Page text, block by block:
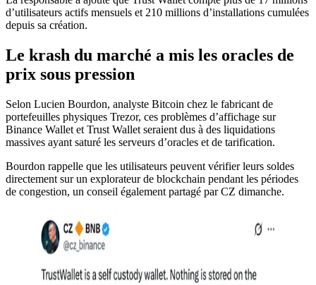
d’utilisateurs actifs mensuels et 210 millions d’installations cumulées
depuis sa création.
Le krash du marché a mis les oracles de
prix sous pression
Selon Lucien Bourdon, analyste Bitcoin chez le fabricant de
portefeuilles physiques Trezor, ces problèmes d’affichage sur
Binance Wallet et Trust Wallet seraient dus à des liquidations
massives ayant saturé les serveurs d’oracles et de tarification.
Bourdon rappelle que les utilisateurs peuvent vérifier leurs soldes
directement sur un explorateur de blockchain pendant les périodes
de congestion, un conseil également partagé par CZ dimanche.